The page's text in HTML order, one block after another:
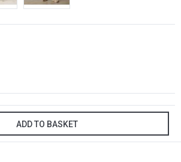
ADD TO BASKET